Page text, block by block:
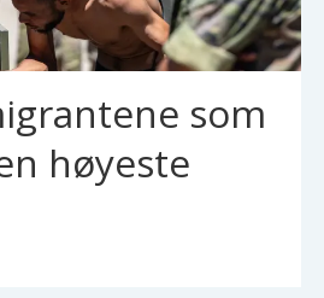
som
høyeste